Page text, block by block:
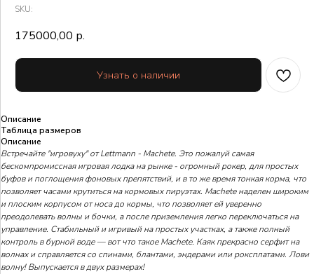
SKU:
175000,00 р.
Узнать о наличии
Описание
Таблица размеров
Описание
Встречайте "игровуху" от Lettmann - Machete. Это пожалуй самая
бескомпромиссная игровая лодка на рынке - огромный рокер, для простых
буфов и поглощения фоновых препятствий, и в то же время тонкая корма, что
позволяет часами крутиться на кормовых пируэтах. Machete наделен широким
и плоским корпусом от носа до кормы, что позволяет ей уверенно
преодолевать волны и бочки, а после приземления легко переключаться на
управление. Стабильный и игривый на простых участках, а также полный
контроль в бурной воде — вот что такое Machete. Каяк прекрасно серфит на
волнах и справляется со спинами, блантами, эндерами или роксплатами. Лови
волну! Выпускается в двух размерах!